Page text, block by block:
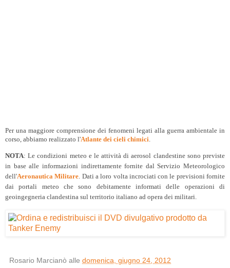
Per una maggiore comprensione dei fenomeni legati alla guerra ambientale in
corso, abbiamo realizzato l'Atlante dei cieli chimici
NOTA: Le condizioni meteo e le attività di aerosol clandestine sono previste
in base alle informazioni indirettamente fornite dal Servizio Meteorologico
dell'Aeronautica Militare. Dati a loro volta incrociati con le previsioni fornite
dai portali meteo che sono debitamente informati delle operazioni di
geoingegneria clandestina sul territorio italiano ad opera dei militari.
Rosario Marcianò alle domenica, giugno 24, 2012